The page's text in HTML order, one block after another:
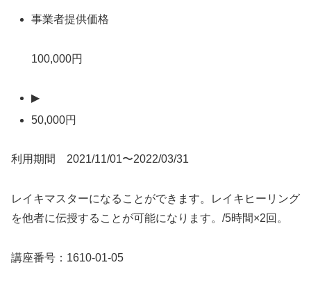
事業者提供価格
100,000円
▶
50,000円
利用期間 2021/11/01〜2022/03/31
レイキマスターになることができます。レイキヒーリング
を他者に伝授することが可能になります。/5時間×2回。
講座番号：1610-01-05